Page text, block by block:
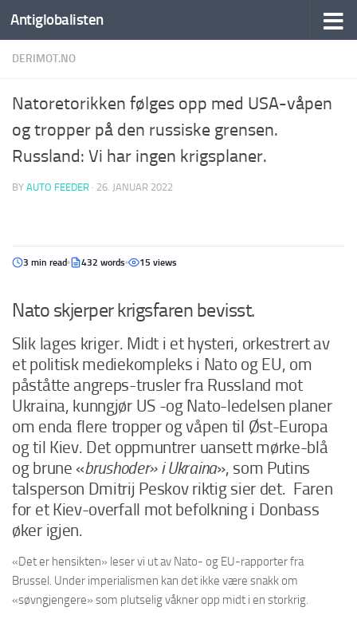
Antiglobalisten
DERIMOT.NO
Natoretorikken følges opp med USA-våpen
og tropper på den russiske grensen.
Russland: Vi har ingen krigsplaner.
BY AUTO FEEDER · 26. JANUAR 2022
3 min read 432 words 15 views
Nato skjerper krigsfaren bevisst.
Slik lages kriger. Midt i et hysteri, orkestrert av
et politisk mediekompleks i Nato og EU, om
påståtte angreps-trusler fra Russland mot
Ukraina, kunngjør US -og Nato-ledelsen planer
om enda flere tropper og våpen til Øst-Europa
og til Kiev. Det oppmuntrer uansett mørke-blå
og brune «brushoder» i Ukraina», som Putins
talsperson Dmitrij Peskov riktig sier det. Faren
for et Kiev-overfall mot befolkning i Donbass
øker igjen.
«Det er hensikten» leser vi ut av Nato- og EU-rapporter fra
Brussel. Under imperialismen kan det ikke være snakk om
«søvngjengere» som plutselig våkner opp midt i en storkrig.